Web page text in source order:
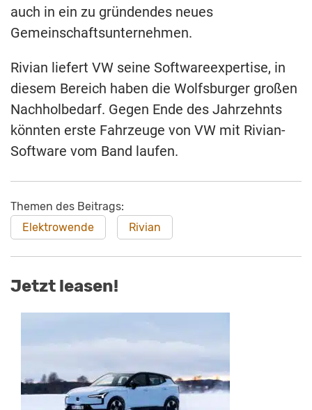
auch in ein zu gründendes neues
Gemeinschaftsunternehmen.
Rivian liefert VW seine Softwareexpertise, in
diesem Bereich haben die Wolfsburger großen
Nachholbedarf. Gegen Ende des Jahrzehnts
könnten erste Fahrzeuge von VW mit Rivian-
Software vom Band laufen.
Themen des Beitrags:
Elektrowende
Rivian
Jetzt leasen!